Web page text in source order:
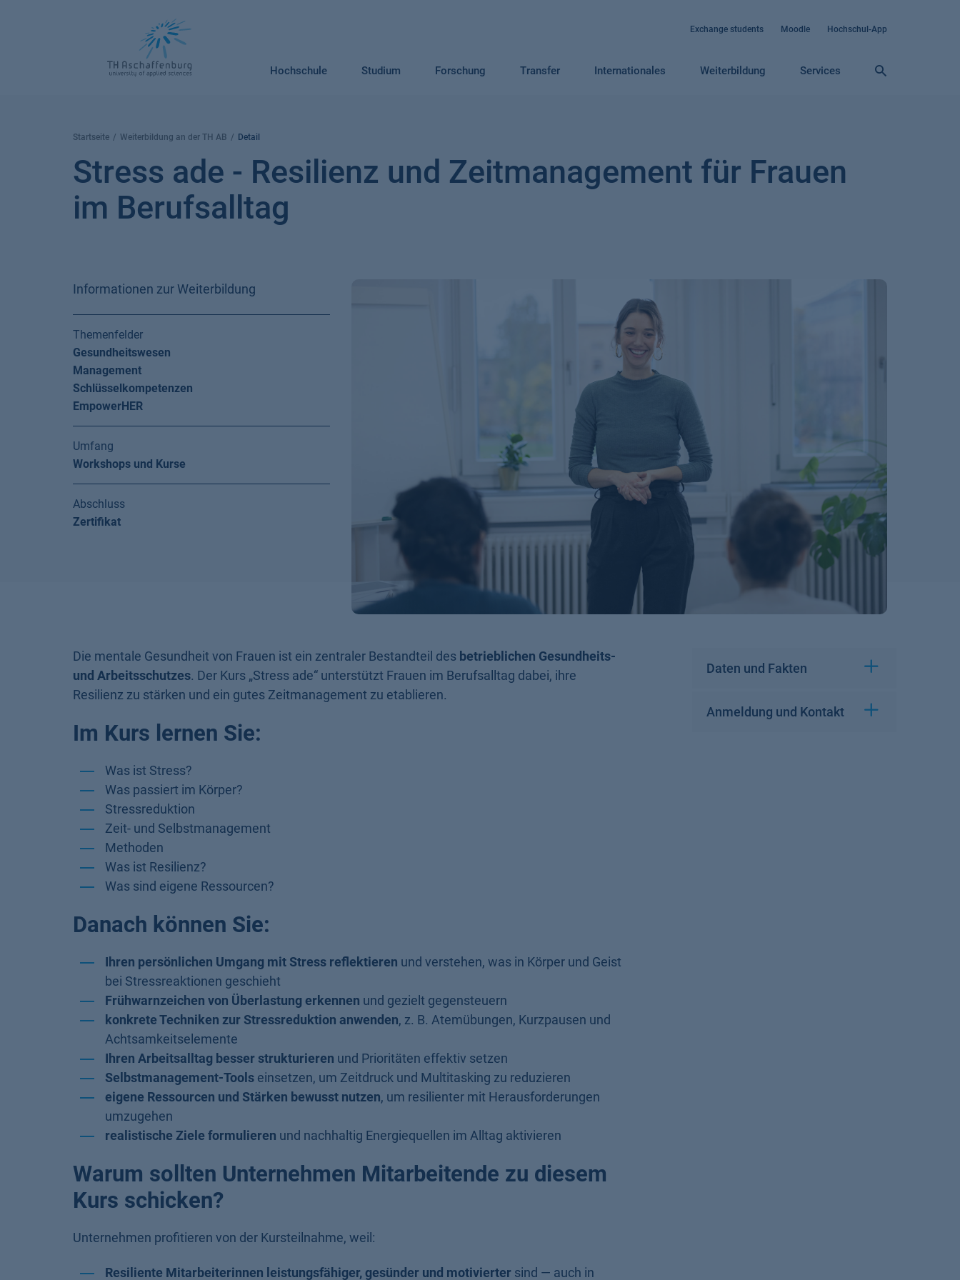
Exchange students Moodle Hochschul-App
Hochschule Studium Forschung Transfer Internationales Weiterbildung Services
Startseite Weiterbildung an der TH AB Detail
Stress ade - Resilienz und Zeitmanagement für Frauen
im Berufsalltag
Informationen zur Weiterbildung
Themenfelder
Gesundheitswesen
Management
Schlüsselkompetenzen
EmpowerHER
Umfang
Workshops und Kurse
Abschluss
Zertifikat
Daten und Fakten
Anmeldung und Kontakt
Die mentale Gesundheit von Frauen ist ein zentraler Bestandteil des betrieblichen Gesundheits-
und Arbeitsschutzes. Der Kurs „Stress ade“ unterstützt Frauen im Berufsalltag dabei, ihre
Resilienz zu stärken und ein gutes Zeitmanagement zu etablieren.
Im Kurs lernen Sie:
Was ist Stress?
Was passiert im Körper?
Stressreduktion
Zeit- und Selbstmanagement
Methoden
Was ist Resilienz?
Was sind eigene Ressourcen?
Danach können Sie:
Ihren persönlichen Umgang mit Stress reflektieren und verstehen, was in Körper und Geist
bei Stressreaktionen geschieht
Frühwarnzeichen von Überlastung erkennen und gezielt gegensteuern
konkrete Techniken zur Stressreduktion anwenden, z. B. Atemübungen, Kurzpausen und
Achtsamkeitselemente
Ihren Arbeitsalltag besser strukturieren und Prioritäten effektiv setzen
Selbstmanagement-Tools einsetzen, um Zeitdruck und Multitasking zu reduzieren
eigene Ressourcen und Stärken bewusst nutzen, um resilienter mit Herausforderungen
umzugehen
realistische Ziele formulieren und nachhaltig Energiequellen im Alltag aktivieren
Warum sollten Unternehmen Mitarbeitende zu diesem
Kurs schicken?
Unternehmen profitieren von der Kursteilnahme, weil:
Resiliente Mitarbeiterinnen leistungsfähiger, gesünder und motivierter sind — auch in